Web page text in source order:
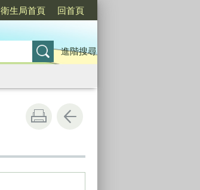
衛生局首頁 回首頁
進階搜尋